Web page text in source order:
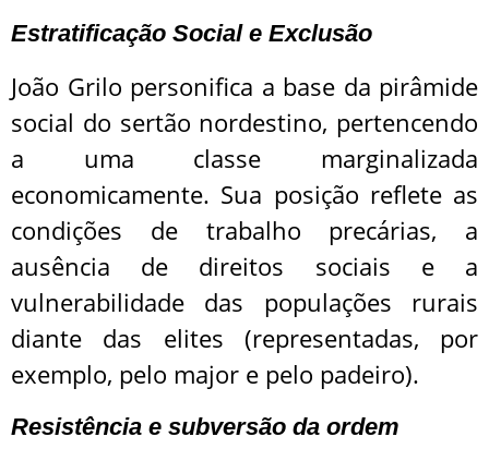
Estratificação Social e Exclusão
João Grilo personifica a base da pirâmide
social do sertão nordestino, pertencendo
a uma classe marginalizada
economicamente. Sua posição reflete as
condições de trabalho precárias, a
ausência de direitos sociais e a
vulnerabilidade das populações rurais
diante das elites (representadas, por
exemplo, pelo major e pelo padeiro).
Resistência e subversão da ordem